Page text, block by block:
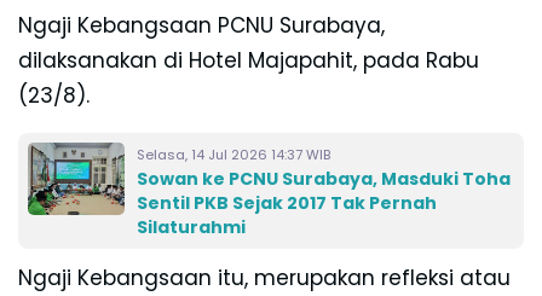
Ngaji Kebangsaan PCNU Surabaya,
dilaksanakan di Hotel Majapahit, pada Rabu
(23/8).
Selasa, 14 Jul 2026 14:37 WIB
Sowan ke PCNU Surabaya, Masduki Toha
Sentil PKB Sejak 2017 Tak Pernah
Silaturahmi
Ngaji Kebangsaan itu, merupakan refleksi atau